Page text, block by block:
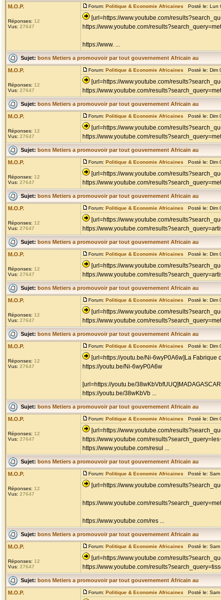
M.O.P.
Réponses: 12
Vus: 27647
Forum: Politique & Economie Africaines Posté le: Lun
[url=https://www.youtube.com/
https://www.youtube.com/
https://www. ...
Sujet: bons Metiers a promouvoir par tout gouvernement Africain au
M.O.P.
Réponses: 12
Vus: 27647
Forum: Politique & Economie Africaines Posté le: Dim
[url=https://www.youtube.com/
https://www.youtube.com/
Sujet: bons Metiers a promouvoir par tout gouvernement Africain au
M.O.P.
Réponses: 12
Vus: 27647
Forum: Politique & Economie Africaines Posté le: Dim
[url=https://www.youtube.com/
https://www.youtube.com/
Sujet: bons Metiers a promouvoir par tout gouvernement Africain au
M.O.P.
Réponses: 12
Vus: 27647
Forum: Politique & Economie Africaines Posté le: Dim
[url=https://www.youtube.com/
https://www.youtube.com/
Sujet: bons Metiers a promouvoir par tout gouvernement Africain au
M.O.P.
Réponses: 12
Vus: 27647
Forum: Politique & Economie Africaines Posté le: Dim
[url=https://www.youtube.com/
https://www.youtube.com/
Sujet: bons Metiers a promouvoir par tout gouvernement Africain au
M.O.P.
Réponses: 12
Vus: 27647
Forum: Politique & Economie Africaines Posté le: Dim
[url=https://www.youtube.com/
https://www.youtube.com/
Sujet: bons Metiers a promouvoir par tout gouvernement Africain au
M.O.P.
Réponses: 12
Vus: 27647
Forum: Politique & Economie Africaines Posté le: Dim
[url=https://www.youtube.com/
https://www.youtube.com/
Sujet: bons Metiers a promouvoir par tout gouvernement Africain au
M.O.P.
Réponses: 12
Vus: 27647
Forum: Politique & Economie Africaines Posté le: Dim
[url=https://youtu.be/Ni-6wyP0A6w]La Fabrique
https://youtu.be/Ni-6wyP0A6w
[url=https://youtu.be/
https://youtu.be/38wKbVb ...
Sujet: bons Metiers a promouvoir par tout gouvernement Africain au
M.O.P.
Réponses: 12
Vus: 27647
Forum: Politique & Economie Africaines Posté le: Dim
[url=https://www.youtube.com/
https://www.youtube.com/
https://www.youtube.com/resul ...
Sujet: bons Metiers a promouvoir par tout gouvernement Africain au
M.O.P.
Réponses: 12
Vus: 27647
Forum: Politique & Economie Africaines Posté le:
[url=https://www.youtube.com/
https://www.youtube.com/
https://www.youtube.com/res ...
Sujet: bons Metiers a promouvoir par tout gouvernement Africain au
M.O.P.
Réponses: 12
Vus: 27647
Forum: Politique & Economie Africaines Posté le:
[url=https://www.youtube.com/
https://www.youtube.com/
Sujet: bons Metiers a promouvoir par tout gouvernement Africain au
M.O.P. Forum: Politique & Economie Africaines Posté le: